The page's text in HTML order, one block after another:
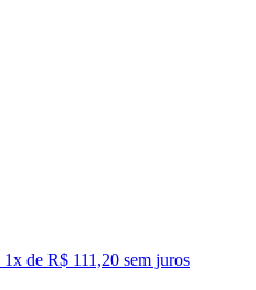
1x de R$ 111,20 sem juros